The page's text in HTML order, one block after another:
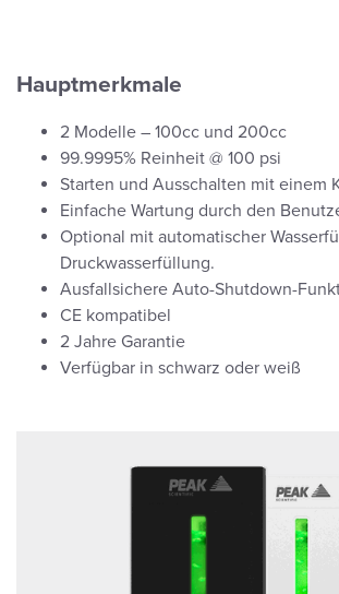
Hauptmerkmale
2 Modelle – 100cc und 200cc
99.9995% Reinheit @ 100 psi
Starten und Ausschalten mit einem
Einfache Wartung durch den
Optional mit automatischer
Druckwasserfüllung.
Ausfallsichere Auto-Shutdown-
CE kompatibel
2 Jahre Garantie
Verfügbar in schwarz oder weiß